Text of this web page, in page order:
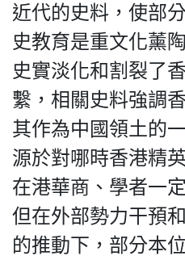
近代的史料，使部
史教育是重文化薰
史實淡化和割裂了
繫，相關史料強調
其作為中國領土的
源於對哪時香港精
在港華商、學者一
但在外部勢力干預
的推動下，部分本